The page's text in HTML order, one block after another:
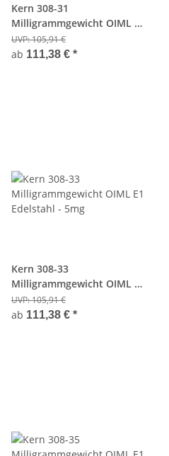
Kern 308-31
Milligrammgewicht OIML E1
Edelstahl - 1mg
UVP:105,91 €
ab 111,38 € *
Kern 308-33
Milligrammgewicht OIML E1
Edelstahl - 5mg
UVP:105,91 €
ab 111,38 € *